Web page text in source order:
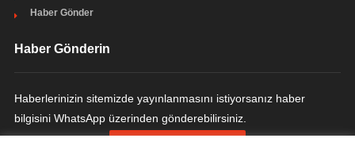
Haber Gönder
Haber Gönderin
Haberlerinizin sitemizde yayınlanmasını istiyorsanız haber
bilgisini WhatsApp üzerinden gönderebilirsiniz.